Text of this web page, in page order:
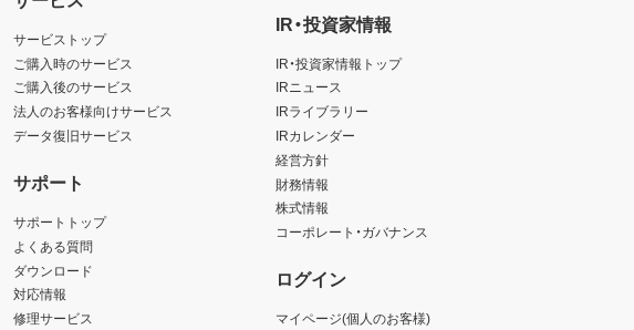
サービストップ
ご購入時のサービス
ご購入後のサービス
法人のお客様向けサービス
データ復旧サービス
サポート
サポートトップ
よくある質問
ダウンロード
対応情報
修理サービス
IR・投資家情報
IR・投資家情報トップ
IRニュース
IRライブラリー
IRカレンダー
経営方針
財務情報
株式情報
コーポレート・ガバナンス
ログイン
マイページ(個人のお客様)